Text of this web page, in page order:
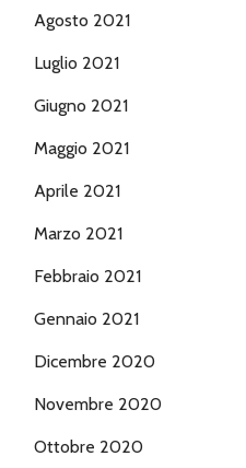
Agosto 2021
Luglio 2021
Giugno 2021
Maggio 2021
Aprile 2021
Marzo 2021
Febbraio 2021
Gennaio 2021
Dicembre 2020
Novembre 2020
Ottobre 2020